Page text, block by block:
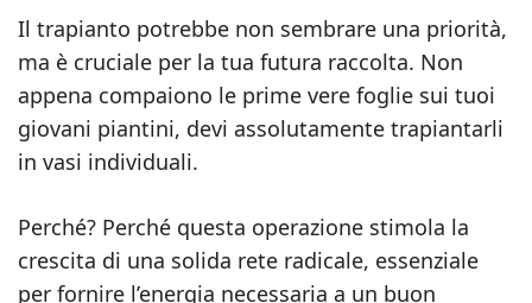
Il trapianto potrebbe non sembrare una priorità,
ma è cruciale per la tua futura raccolta. Non
appena compaiono le prime vere foglie sui tuoi
giovani piantini, devi assolutamente trapiantarli
in vasi individuali.
Perché? Perché questa operazione stimola la
crescita di una solida rete radicale, essenziale
per fornire l’energia necessaria a un buon